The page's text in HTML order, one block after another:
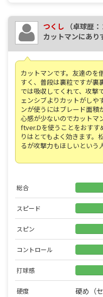
つくし
（卓球歴
カットマンにあり
カットマンです。友達のを
すく、普段は裏粒ですが裏
では吸収してくれて、攻撃
ェンシブよりカットがしや
ンが使うにはブレード面積
心感が少ないのでカットマ
ftver.Dを使うことをおすす
りはとてもよく効きます。
るが攻撃力もほしいという
総合
スピード
スピン
コントロール
打球感
硬度 硬め（